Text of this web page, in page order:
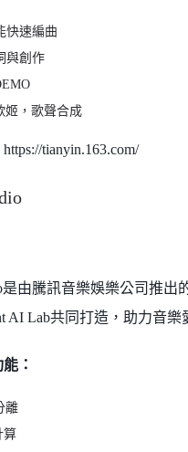
快速編曲
與創作
姬，歌聲合成
tianyin.163.com/
是由騰訊音樂娛樂公司推
AI Lab共同打造，助力音
：
離
算